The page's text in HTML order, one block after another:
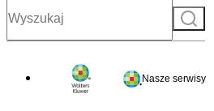
Szukaj
Nasze serwisy